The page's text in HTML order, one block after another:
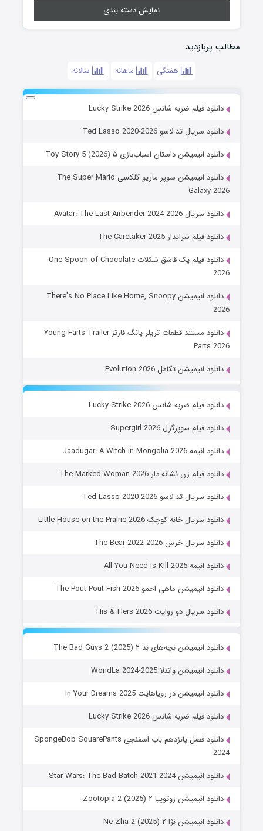
نمایش دسته بندی
مطالب پربازدید
هفتگی ماهانه سالانه
دانلود فیلم ضربه شانس Lucky Strike 2026
دانلود سریال تد لاسو Ted Lasso 2020-2026
دانلود انیمیشن داستان اسباب‌بازی ۵ Toy Story 5 (2026)
دانلود انیمیشن سوپر ماریو گلکسی The Super Mario
Galaxy 2026
دانلود سریال Avatar: The Last Airbender 2024-2026
دانلود فیلم سرایدار The Caretaker 2025
دانلود فیلم یک قاشق شکلات One Spoon of Chocolate
2026
دانلود انیمیشن There’s No Place Like Home, Snoopy
2026
دانلود مستند قطعات تریلر یانگ فارتز Young Farts Trailer
Parts 2026
دانلود انیمیشن تکامل Evolution 2026
دانلود فیلم ضربه شانس Lucky Strike 2026
دانلود فیلم سوپرگرل Supergirl 2026
دانلود انیمه Jaadugar: A Witch in Mongolia 2026
دانلود فیلم زن نشانه دار The Marked Woman 2026
دانلود سریال تد لاسو Ted Lasso 2020-2026
دانلود سریال خانه کوچک Little House on the Prairie 2026
دانلود سریال خرس The Bear 2022-2026
دانلود انیمه All You Need Is Kill 2025
دانلود انیمیشن ماهی اخمو The Pout-Pout Fish 2026
دانلود سریال دو روایت His & Hers 2026
دانلود انیمیشن بچه‌های بد ۲ The Bad Guys 2 (2025)
دانلود انیمیشن واندلا WondLa 2024-2025
دانلود انیمیشن در رویاهایت In Your Dreams 2025
دانلود فیلم ضربه شانس Lucky Strike 2026
دانلود فصل پانزدهم باب اسفنجی SpongeBob SquarePants
2024
دانلود انیمیشن Star Wars: The Bad Batch 2021-2024
دانلود انیمیشن زوتوپیا ۲ Zootopia 2 (2025)
دانلود انیمیشن نژا ۲ Ne Zha 2 (2025)